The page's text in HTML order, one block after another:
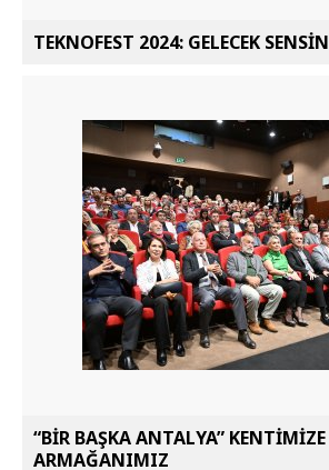
TEKNOFEST 2024: GELECEK SENSİN
“BİR BAŞKA ANTALYA” KENTİMİZE
ARMAĞANIMIZ